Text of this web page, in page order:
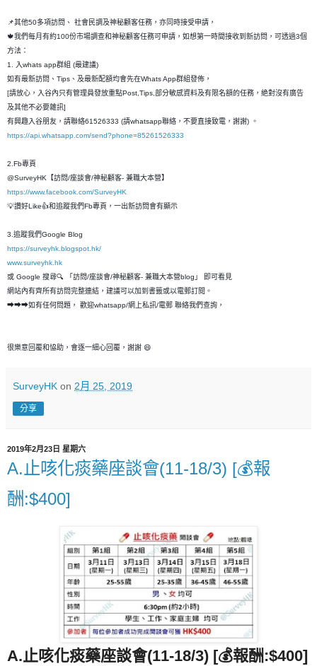
📌其他50多項訪問、 社會民調及神秘顧客任務，亦同時接受申請，
🍁我們每月有約100份市場調查和神秘顧客任務可申請，如想第一時間接收到新訪問，可透過3個
方法：
1. 入whats app群組 (最建議)
如有最新訪問、Tips、及最新配額均會先在Whats App群組發佈，
[請放心，入谷內只有管理員發放重點Post,Tips,部分敏感資料及有限名額的任務，絶對沒有廣告
及其他不必要雜訊]
有興趣入谷朋友，請聯絡61526333 (請whatsapp聯絡，不要直接致電，謝謝) 。
https://api.whatsapp.com/send?phone=85261526333
2.Fb專頁
@SurveyHK【訪問/座談會/神秘顧客- 兼職大本營】
https://www.facebook.com/SurveyHK
💡讚好Like👍和追蹤我們Fb專頁，一出新訪問會有顯示
3.追蹤我們Google Blog
https://surveyhk.blogspot.hk/
www.surveyhk.hk
或 Google 搜尋🔍 「訪問/座談會/神秘顧客- 兼職大本營blog」 即可看見
網站內有齊所有訪問完整連結，建議可以加到書籤或以電郵訂閱。
➡➡➡如有任何問題， 歡迎whatsapp/網上私訊/電郵 聯絡我們查詢，
很樂意回覆和恊助，會逐一細心回覆，謝謝 😄
SurveyHK on 2月 25, 2019
分享
2019年2月23日 星期六
A.止咳化痰藥座談會(11-18/3) [💰報
酬:$400]
A.止咳化痰藥座談會(11-18/3) [💰報酬:$400]